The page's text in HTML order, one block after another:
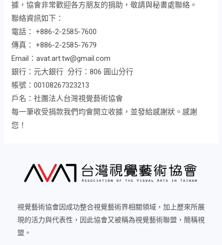
據，協會非常歡迎各方朋友的捐助，敬請與秘書處聯絡。
聯絡資訊如下：
電話： +886-2-2585-7600
傳真： +886-2-2585-7679
Email：avat.art.tw@gmail.com
銀行：元大銀行 分行：806 圓山分行
帳號：00108267323213
戶名：社團法人台灣視覺藝術協會
每一筆收受捐款我們均會開立收據，並發給感謝狀。感謝
您！
視覺藝術協會因成功整合視覺藝術界相關領域，加上歷來所展
現的活力與代表性，因此協會又被稱為視覺藝術聯盟，簡稱視
盟。